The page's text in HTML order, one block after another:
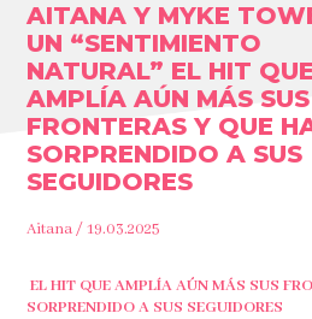
AITANA Y MYKE
UN “SENTIMIENTO
NATURAL” EL HIT QUE
AMPLÍA AÚN MÁS SUS
FRONTERAS Y QUE
SORPRENDIDO A SUS
SEGUIDORES
Aitana / 19.03.2025
EL HIT QUE AMPLÍA AÚN MÁS SUS
SORPRENDIDO A SUS SEGUIDORES